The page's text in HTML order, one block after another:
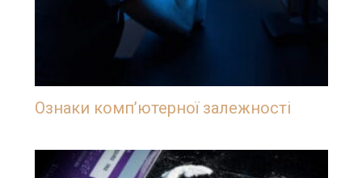
Ознаки комп’ютерної залежності